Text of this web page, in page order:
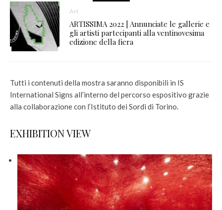
Art
ARTISSIMA 2022 | Annunciate le gallerie e
gli artisti partecipanti alla ventinovesima
edizione della fiera
Tutti i contenuti della mostra saranno disponibili in IS
International Signs all’interno del percorso espositivo grazie
alla collaborazione con l’Istituto dei Sordi di Torino.
EXHIBITION VIEW